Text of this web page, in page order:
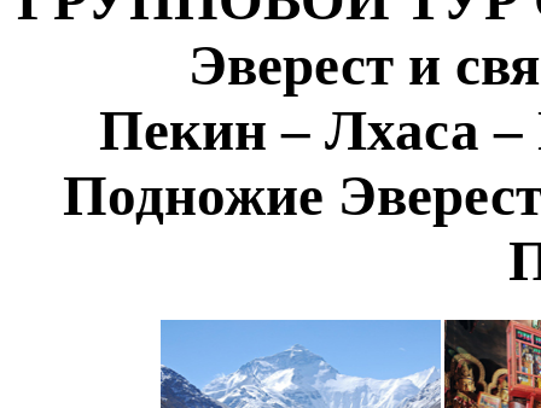
Эверест и
Пекин – Лхаса
Подножие